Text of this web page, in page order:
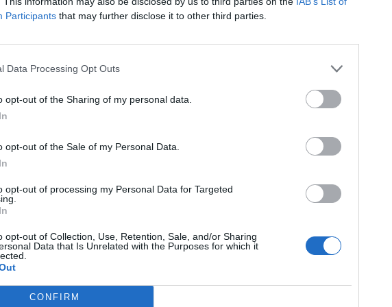
Participants that may further disclose it to other third parties.
Data Processing Opt Outs
opt-out of the Sharing of my personal data.
opt-out of the Sale of my Personal Data.
opt-out of processing my Personal Data for Targeted
opt-out of Collection, Use, Retention, Sale, and/or Sharing
Data that Is Unrelated with the Purposes for which it
CONFIRM
stratégiai terve, és a bank tisztségviselői szerint folyamatban van a stratégia
portfolio.hu hírarchívumához tartozik, melynek olvasása előfizetéses
tartalmazza:
elmúlt 2 év napon belüli
Előfizetés
VAGY? BEJELENTKEZÉS